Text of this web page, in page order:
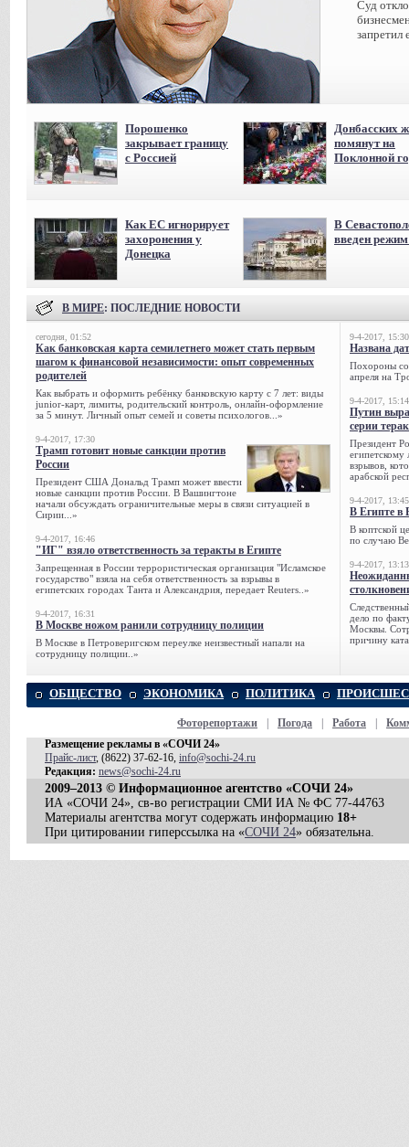
Суд
запретил
Порошенко
закрывает границу
с Россией
Донбасских
помянут на
Поклонной
Как ЕС игнорирует
захоронения у
Донецка
В
введен
В МИРЕ: ПОСЛЕДНИЕ НОВОСТИ
сегодня, 01:52
Как банковская карта семилетнего может стать первым
шагом к финансовой независимости: опыт современных
родителей
Как выбрать и оформить ребёнку банковскую карту с 7 лет: виды
junior-карт, лимиты, родительский контроль, онлайн-оформление
за 5 минут. Личный опыт семей и советы психологов...»
9-4-2017, 17:30
Трамп готовит новые санкции против
России
Президент США Дональд Трамп может ввести
новые санкции против России. В Вашингтоне
начали обсуждать ограничительные меры в связи ситуацией в
Сирии...»
9-4-2017, 16:46
"ИГ" взяло ответственность за теракты в Египте
Запрещенная в России террористическая организация "Исламское
государство" взяла на себя ответственность за взрывы в
египетских городах Танта и Александрия, передает Reuters..»
9-4-2017, 16:31
В Москве ножом ранили сотрудницу полиции
В Москве в Петроверигском переулке неизвестный напали на
сотрудницу полиции..»
9-4-2017, 15:30
Названа
Похороны
апреля на
9-4-2017, 15:14
Путин
серии
Президент
египетскому
взрывов,
арабской
9-4-2017, 13:45
В Египте в
В коптской
по случаю
9-4-2017, 13:13
дело по
Москвы.
причину
ОБЩЕСТВО ЭКОНОМИКА ПОЛИТИКА
Фоторепортажи Погода Работа
Размещение рекламы в «СОЧИ 24»
Прайс-лист, (8622) 37-62-16, info@sochi-24.ru
Редакция: news@sochi-24.ru
2009–2013 © Информационное агентство «СОЧИ 24»
ИА «СОЧИ 24», св-во регистрации СМИ ИА № ФС 77-44763
Материалы агентства могут содержать информацию 18+
При цитировании гиперссылка на «СОЧИ 24» обязательна.